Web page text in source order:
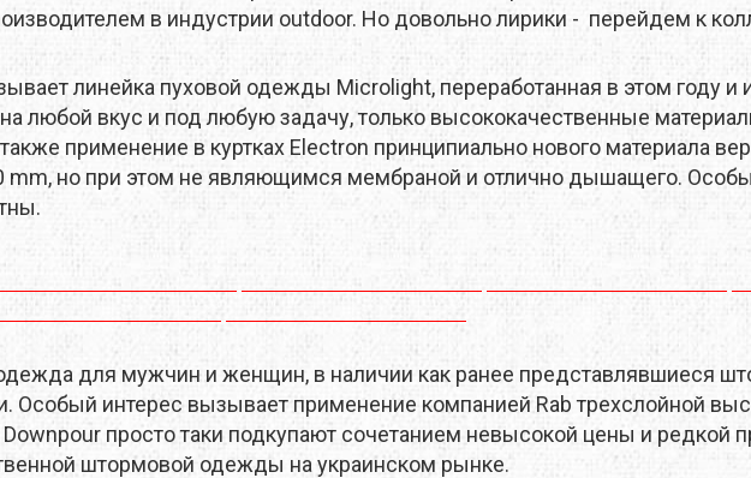
НОЖИ И ИНСТРУМЕНТЫ НАВИГАЦИЯ ПОХОДНАЯ ЕДА ТРЕККИНГОВЫЕ ПАЛКИ
DMM DEEJO DEUTER
ESTEM EVALINE EXOFFICIO
FERRINO FIREBIRD FIRST ASCENT
HYDRAPAK ICEBREAKER
KAYLAND KEEN KELTY
LAKEN LANEX LEATHERMAN
в индустрии outdoor. Но довольно лирики - перейдем к
линейка пуховой одежды Microlight, переработанная в этом году
любой вкус и под любую задачу, только высококачественные
применение в куртках Electron принципиально нового материала
mm, но при этом не являющимся мембраной и отлично дышащего.
для мужчин и женщин, в наличии как ранее представлявшиеся
Особый интерес вызывает применение компанией Rab трехслойной
просто таки подкупают сочетанием невысокой цены и редкой
штормовой одежды на украинском рынке.